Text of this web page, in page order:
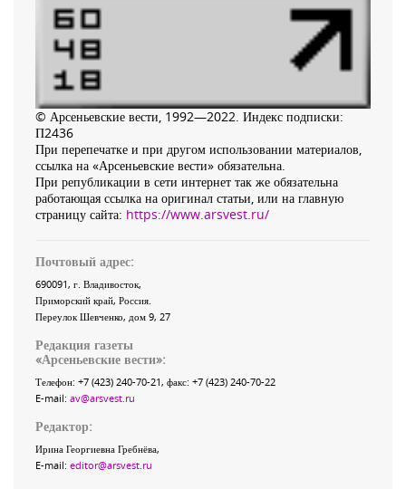
© Арсеньевские вести, 1992—2022. Индекс подписки:
П2436
При перепечатке и при другом использовании материалов,
ссылка на «Арсеньевские вести» обязательна.
При републикации в сети интернет так же обязательна
работающая ссылка на оригинал статьи, или на главную
страницу сайта: https://www.arsvest.ru/
Почтовый адрес:
690091, г. Владивосток,
Приморский край, Россия
Переулок Шевченко, дом 9, 27
Редакция газеты
«Арсеньевские вести»:
Телефон: +7 (423) 240-70-21, факс: +7 (423) 240-70-22
E-mail: av@arsvest.ru
Редактор:
Ирина Георгиевна Гребнёва,
E-mail: editor@arsvest.ru